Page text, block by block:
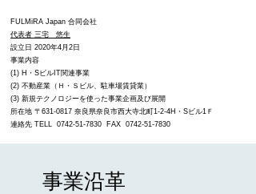
​FULMiRA Japan 合同会社
代表者 三宅 悠生​
設立日 2020年4月2日
事業内容
(1) H・SビルIT関連事業
(2) 不動産業（Ｈ・Ｓビル、駐車場賃貸業）
(3) 新規テクノロジーを使った事業企画及び展開
所在地 〒631-0817 奈良県奈良市西大寺北町1-2-4H・Sビル1Ｆ
連絡先 TELL 0742-51-7830 FAX 0742-51-7830
事業沿革